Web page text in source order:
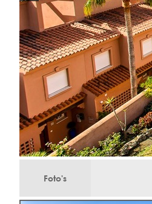
Foto's